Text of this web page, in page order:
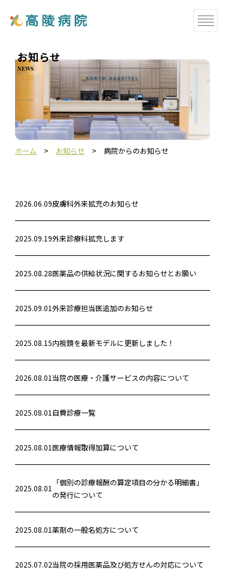
お知らせ
NEWS
ホーム > お知らせ > 病院からのお知らせ
2026.06.09皮膚科外来拡充のお知らせ
2025.09.19外来診療科拡充します
2025.08.28医薬品の供給状況に関するお知らせとお願い
2025.09.01外来診療担当医追加のお知らせ
2025.08.15内視鏡を最新モデルに更新しました！
2026.08.01 当院の医療・介護サービスの内容について
2025.08.01 自費診療一覧
2025.08.01医療情報取得加算について
2025.08.01
「個別の診療報酬の算定項目の分かる明細書」
の発行について
2025.08.01薬剤の一般名処方について
2025.07.02当院の採用医薬品及び処方せんの対応について